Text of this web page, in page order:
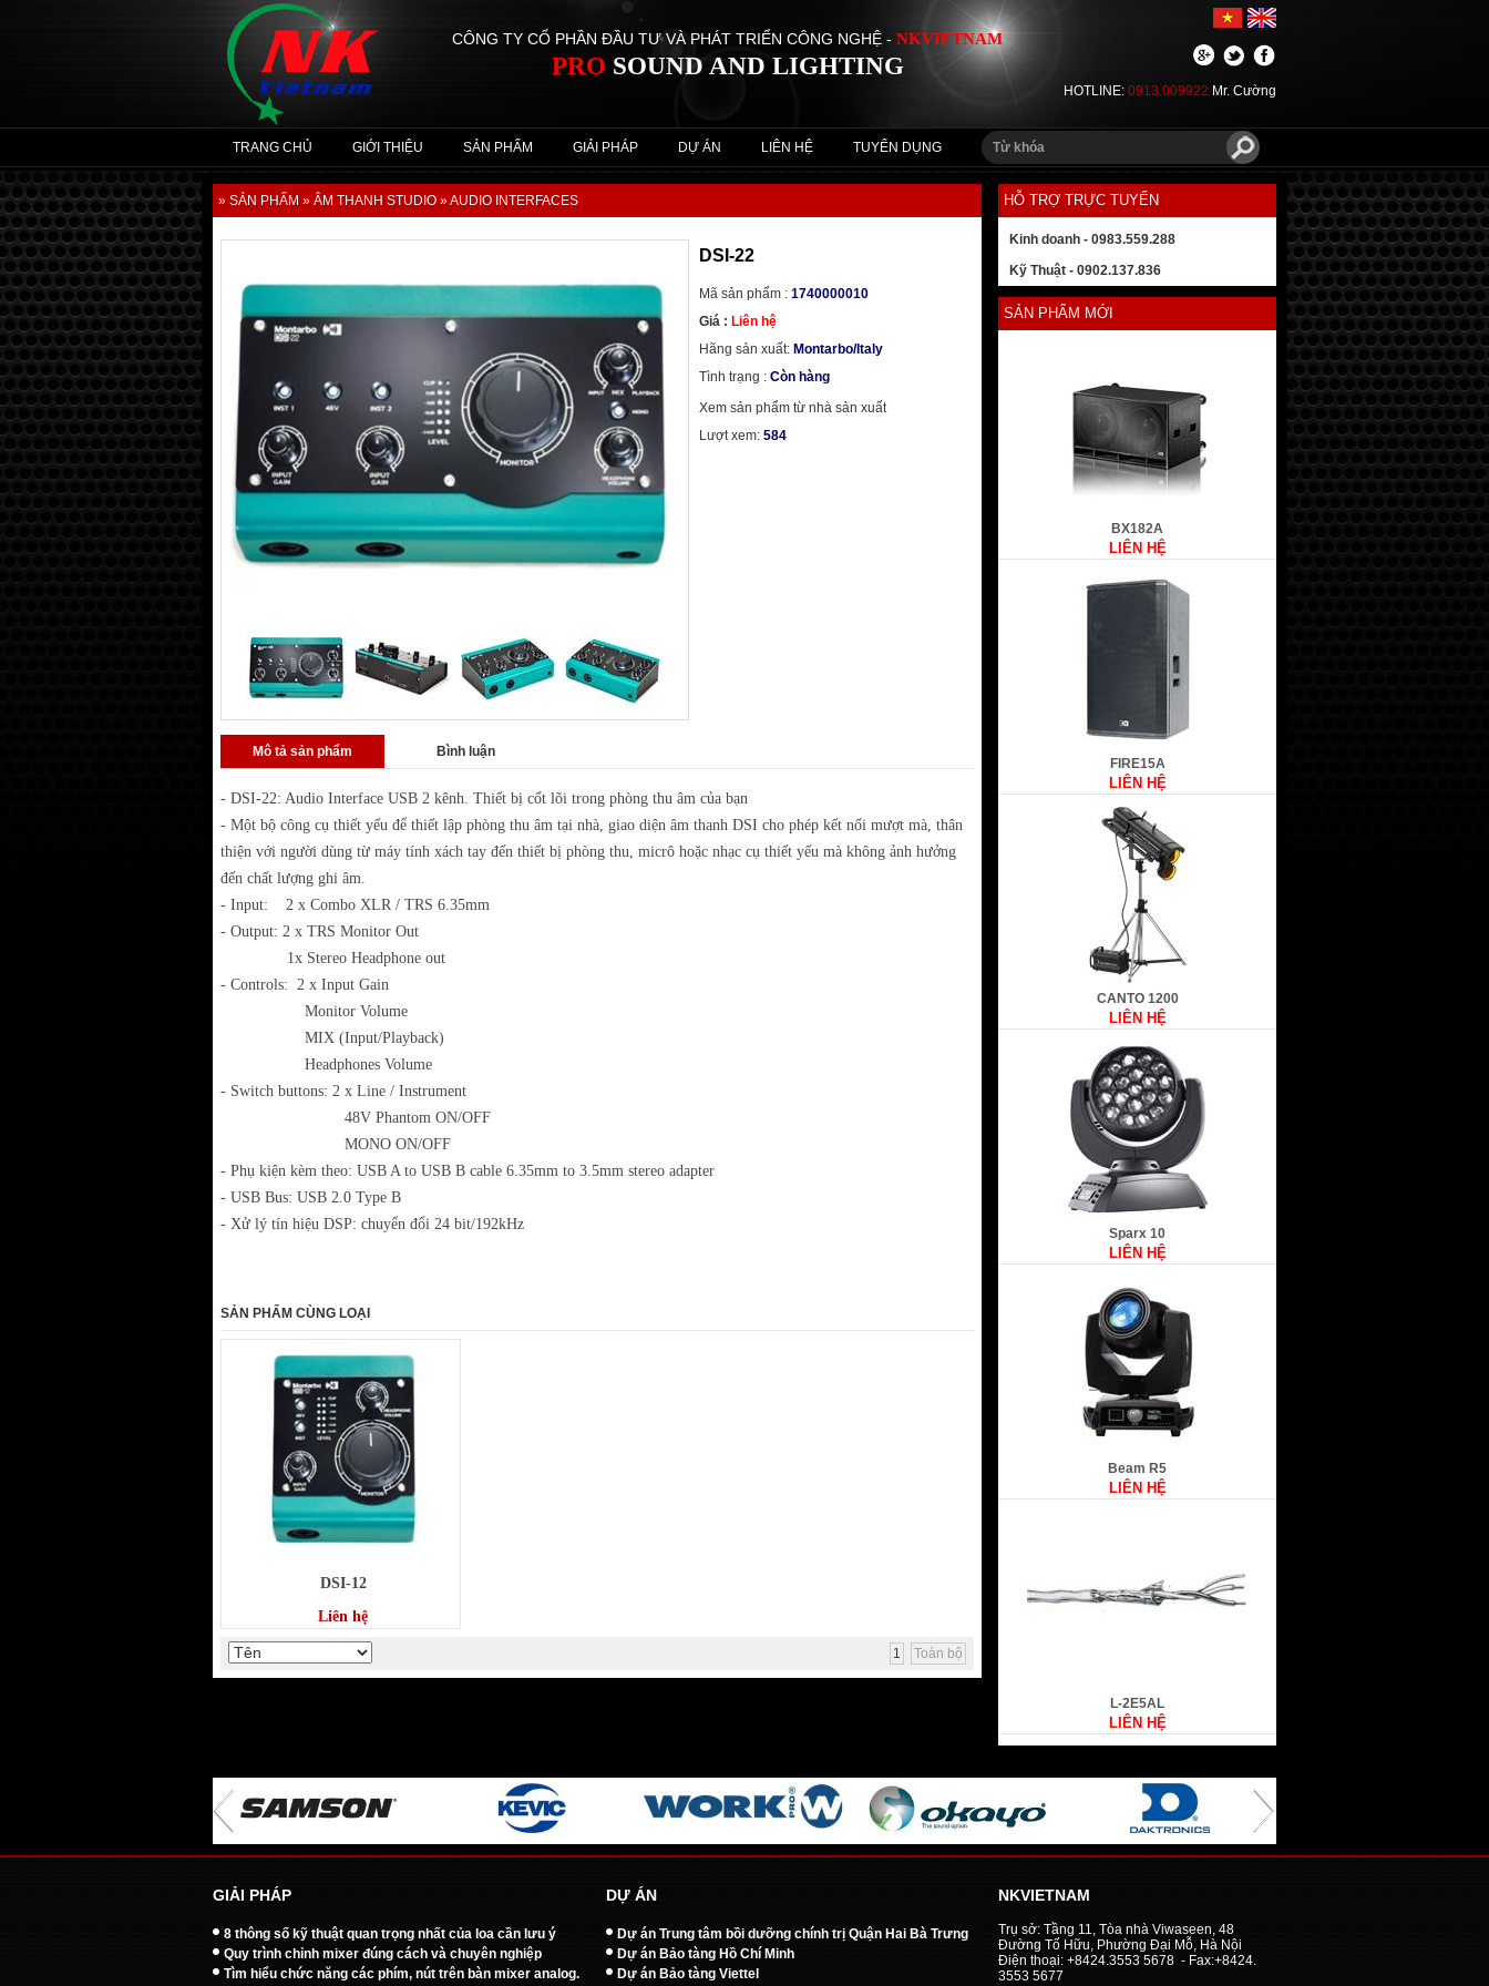
CÔNG TY CỔ PHẦN ĐẦU TƯ VÀ PHÁT TRIỂN CÔNG NGHỆ -NKVIETNAM
PRO SOUND AND LIGHTING
HOTLINE: 0913.009922 Mr. Cường
TRANG CHỦ GIỚI THIỆU SẢN PHẨM GIẢI PHÁP DỰ ÁN LIÊN HỆ TUYỂN DỤNG
» SẢN PHẨM » ÂM THANH STUDIO » AUDIO INTERFACES
DSI-22
Mã sản phẩm : 1740000010
Giá : Liên hệ
Hãng sản xuất: Montarbo/Italy
Tình trạng : Còn hàng
Xem sản phẩm từ nhà sản xuất
Lượt xem: 584
Mô tả sản phẩm Bình luận
- DSI-22: Audio Interface USB 2 kênh. Thiết bị cốt lõi trong phòng thu âm của bạn
- Một bộ công cụ thiết yếu để thiết lập phòng thu âm tại nhà, giao diện âm thanh DSI cho phép kết nối mượt mà, thân
thiện với người dùng từ máy tính xách tay đến thiết bị phòng thu, micrô hoặc nhạc cụ thiết yếu mà không ảnh hưởng
đến chất lượng ghi âm.
- Input: 2 x Combo XLR / TRS 6.35mm
- Output: 2 x TRS Monitor Out
1x Stereo Headphone out
- Controls: 2 x Input Gain
Monitor Volume
MIX (Input/Playback)
Headphones Volume
- Switch buttons: 2 x Line / Instrument
48V Phantom ON/OFF
MONO ON/OFF
- Phụ kiện kèm theo: USB A to USB B cable 6.35mm to 3.5mm stereo adapter
- USB Bus: USB 2.0 Type B
- Xử lý tín hiệu DSP: chuyển đổi 24 bit/192kHz
SẢN PHẨM CÙNG LOẠI
DSI-12
Liên hệ
1 Toàn bộ
HỖ TRỢ TRỰC TUYẾN
Kinh doanh - 0983.559.288
Kỹ Thuật - 0902.137.836
SẢN PHẨM MỚI
BX182A
LIÊN HỆ
FIRE15A
LIÊN HỆ
CANTO 1200
LIÊN HỆ
Sparx 10
LIÊN HỆ
Beam R5
LIÊN HỆ
L-2E5AL
LIÊN HỆ
GIẢI PHÁP
8 thông số kỹ thuật quan trọng nhất của loa cần lưu ý
Quy trình chỉnh mixer đúng cách và chuyên nghiệp
Tìm hiểu chức năng các phím, nút trên bàn mixer analog.
DỰ ÁN
Dự án Trung tâm bồi dưỡng chính trị Quận Hai Bà Trưng
Dự án Bảo tàng Hồ Chí Minh
Dự án Bảo tàng Viettel
NKVIETNAM
Trụ sở: Tầng 11, Tòa nhà Viwaseen, 48
Đường Tố Hữu, Phường Đại Mỗ, Hà Nội
Điện thoại: +8424.3553 5678 - Fax:+8424.
3553 5677